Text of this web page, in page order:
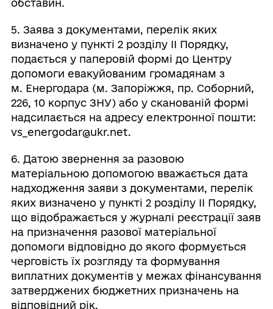
обставин.
5. Заява з документами, перелік яких
визначено у пункті 2 розділу ІІ Порядку,
подається у паперовій формі до Центру
допомоги евакуйованим громадянам з
м. Енергодара (м. Запоріжжя, пр. Соборний,
226, 10 корпус ЗНУ) або у сканованій формі
надсилається на адресу електронної пошти:
vs_energodar@ukr.net.
6. Датою звернення за разовою
матеріальною допомогою вважається дата
надходження заяви з документами, перелік
яких визначено у пункті 2 розділу ІІ Порядку,
що відображається у журналі реєстрації заяв
на призначення разової матеріальної
допомоги відповідно до якого формується
черговість їх розгляду та формування
виплатних документів у межах фінансування
затверджених бюджетних призначень на
відповідний рік.